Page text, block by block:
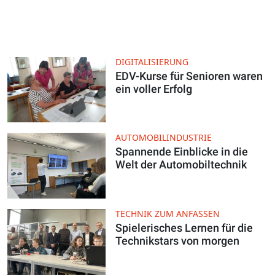
DIGITALISIERUNG
EDV-Kurse für Senioren waren
ein voller Erfolg
AUTOMOBILINDUSTRIE
Spannende Einblicke in die
Welt der Automobiltechnik
TECHNIK ZUM ANFASSEN
Spielerisches Lernen für die
Technikstars von morgen